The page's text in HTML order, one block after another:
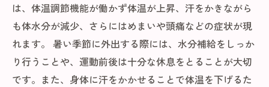
は、体温調節機能が働かず体温が上昇、汗をかきながら
も体水分が減少、さらにはめまいや頭痛などの症状が現
れます。 暑い季節に外出する際には、水分補給をしっか
り行うことや、運動前後は十分な休息をとることが大切
です。また、身体に汗をかかせることで体温を下げるた